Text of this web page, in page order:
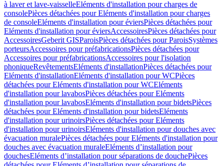
à laver et lave-vaisselleEléments d'installation pour charges de
consolePièces détachées pour Eléments d'installation pour charges
de consoleEléments d'installation pour éviersPièces détachées pour
Eléments d'installation pour éviersAccessoiresPièces détachées pour
AccessoiresGeberit GISParoisPièces détachées pour ParoisSystèmes
porteursAccessoires pour préfabricationsPièces détachées pour
Accessoires pour préfabricationsAccessoires pour l'isolation
phoniqueRevêtementsEléments d'installationPièces détachées pour
Eléments d'installationEléments d'installation pour WCPièces
détachées pour Eléments d'installation pour WCEléments
d'installation pour lavabosPièces détachées pour Eléments
d'installation pour lavabosEléments d'installation pour bidetsPièces
détachées pour Eléments d'installation pour bidetsEléments
d'installation pour urinoirsPièces détachées pour Eléments
d'installation pour urinoirsEléments d'installation pour douches avec
évacuation muralePièces détachées pour Eléments d'installation pour
douches avec évacuation muraleEléments d’installation pour
douchesEléments d’installation pour séparations de douchePièces